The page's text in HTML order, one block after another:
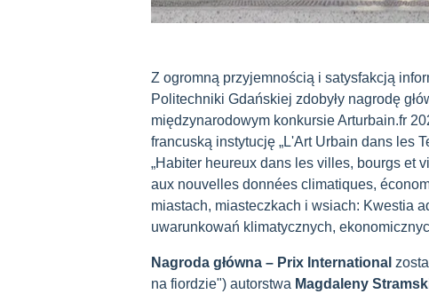
Z ogromną przyjemnością i satysfakcją
Politechniki Gdańskiej zdobyły nagrodę
międzynarodowym konkursie Arturbain.fr
francuską instytucję „L'Art Urbain dans les
„Habiter heureux dans les villes, bourgs et
aux nouvelles données climatiques,
miastach, miasteczkach i wsiach: Kwestia
uwarunkowań klimatycznych,
Nagroda główna – Prix International
na fiordzie") autorstwa Magdaleny